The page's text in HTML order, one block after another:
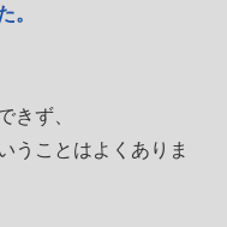
。
きず、
うことはよくありま